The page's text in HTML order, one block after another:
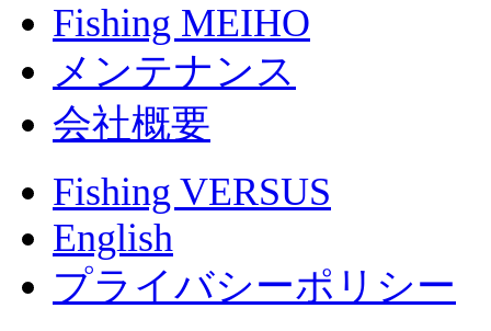
Fishing MEIHO
メンテナンス
会社概要
Fishing VERSUS
English
プライバシーポリシー